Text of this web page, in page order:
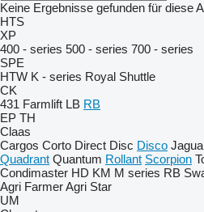
Keine Ergebnisse gefunden für diese
HTS
XP
400 - series 500 - series 700 - series
SPE
HTW K - series Royal Shuttle
CK
431 Farmlift LB RB
EP TH
Claas
Cargos Corto Direct Disc Disco
Quadrant Quantum Rollant Scorpion
Condimaster HD KM M series RB
Agri FarmerAgri Star
UM